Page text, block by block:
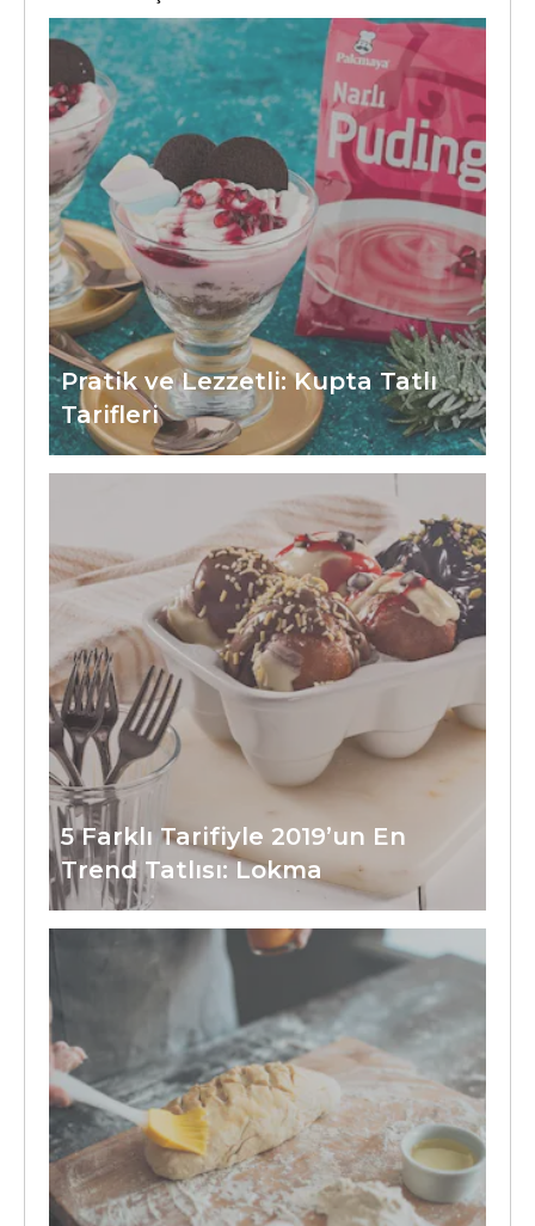
Pratik ve Lezzetli: Kupta Tatlı
Tarifleri
5 Farklı Tarifiyle 2019’un En
Trend Tatlısı: Lokma